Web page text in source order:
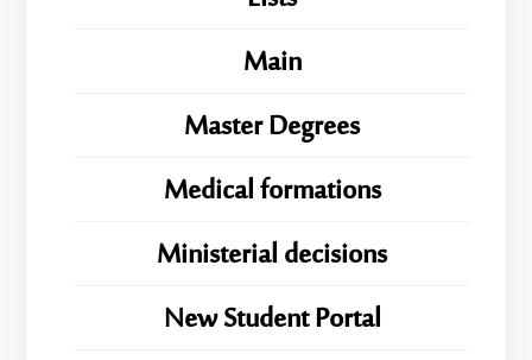
Main
Master Degrees
Medical formations
Ministerial decisions
New Student Portal